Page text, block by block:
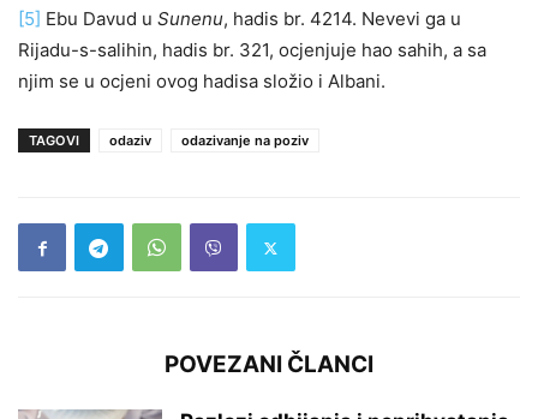
[5] Ebu Davud u Sunenu, hadis br. 4214. Nevevi ga u
Rijadu-s-salihin, hadis br. 321, ocjenjuje hao sahih, a sa
njim se u ocjeni ovog hadisa složio i Albani.
TAGOVI odaziv odazivanje na poziv
POVEZANI ČLANCI